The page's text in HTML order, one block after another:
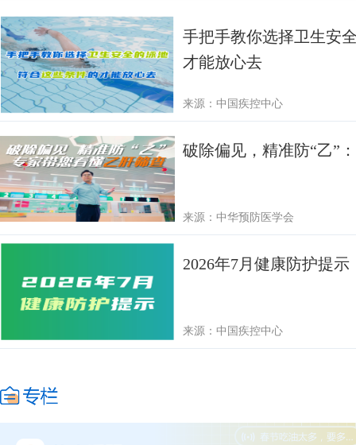
手把手教你选择卫生安
才能放心去
来源：中国疾控中心
破除偏见，精准防“乙”
来源：中华预防医学会
2026年7月健康防护提示
来源：中国疾控中心